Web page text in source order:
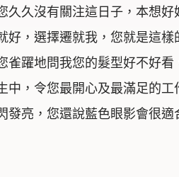
久沒有關注這日子，本想
，選擇遷就我，您就是這樣
躍地問我您的髮型好不好
，令您最開心及最滿足的
亮，您還說藍色眼影會很